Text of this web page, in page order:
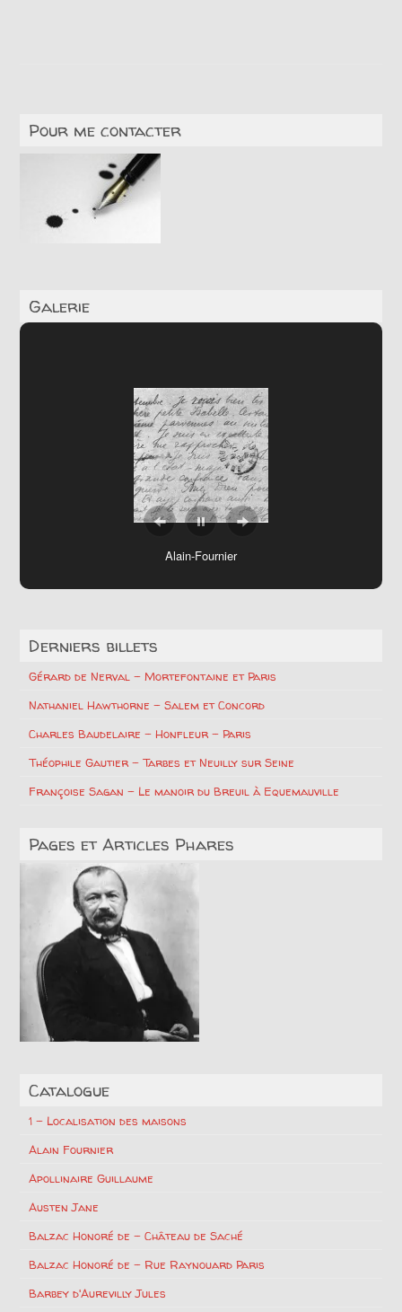
Pour me contacter
Galerie
Alain-Fournier
Jean Henri Fabre
Derniers billets
Gérard de Nerval – Mortefontaine et Paris
Nathaniel Hawthorne – Salem et Concord
Charles Baudelaire – Honfleur – Paris
Théophile Gautier – Tarbes et Neuilly sur Seine
Françoise Sagan – Le manoir du Breuil à Equemauville
Pages et Articles Phares
Catalogue
1 – Localisation des maisons
Alain Fournier
Apollinaire Guillaume
Austen Jane
Balzac Honoré de – Château de Saché
Balzac Honoré de – Rue Raynouard Paris
Barbey d'Aurevilly Jules